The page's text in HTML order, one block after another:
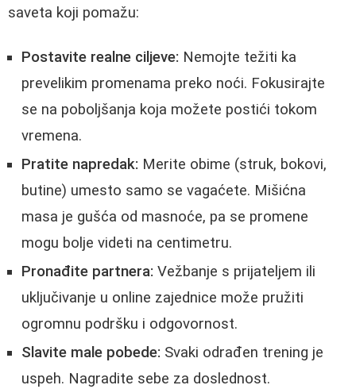
saveta koji pomažu:
Postavite realne ciljeve: Nemojte težiti ka
prevelikim promenama preko noći. Fokusirajte
se na poboljšanja koja možete postići tokom
vremena.
Pratite napredak: Merite obime (struk, bokovi,
butine) umesto samo se vagaćete. Mišićna
masa je gušća od masnoće, pa se promene
mogu bolje videti na centimetru.
Pronađite partnera: Vežbanje s prijateljem ili
uključivanje u online zajednice može pružiti
ogromnu podršku i odgovornost.
Slavite male pobede: Svaki odrađen trening je
uspeh. Nagradite sebe za doslednost.